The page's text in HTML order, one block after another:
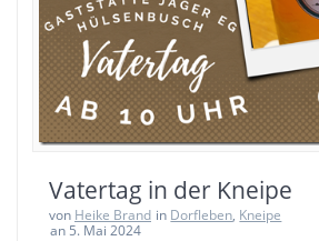
Vatertag in der Kneipe
von Heike Brand in Dorfleben, Kneipe
an 5. Mai 2024